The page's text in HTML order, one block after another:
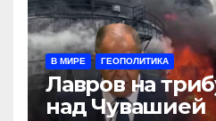
В МИРЕ ГЕОПОЛИТИКА
Лавров на
над Чувашией